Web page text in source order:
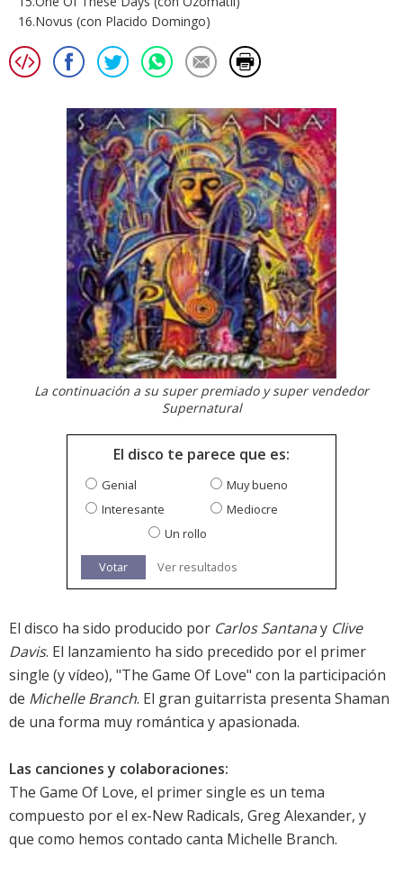
16.Novus (con Placido Domingo)
La continuación a su super premiado y super vendedor
Supernatural
El disco te parece que es:
Genial
Muy bueno
Interesante
Mediocre
Un rollo
Votar Ver resultados
El disco ha sido producido por Carlos Santanay Clive
Davis. El lanzamiento ha sido precedido por el primer
single (y vídeo), "The Game Of Love" con la participación
de Michelle Branch. El gran guitarrista presenta Shaman
de una forma muy romántica y apasionada.
Las canciones y colaboraciones:
The Game Of Love, el primer single es un tema
compuesto por el ex-New Radicals, Greg Alexander, y
que como hemos contado canta Michelle Branch.